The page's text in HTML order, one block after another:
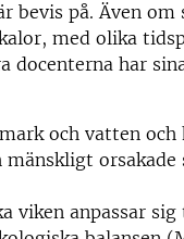
bevis på. Även
med olika
docenterna har
och vatten
viken anpassar